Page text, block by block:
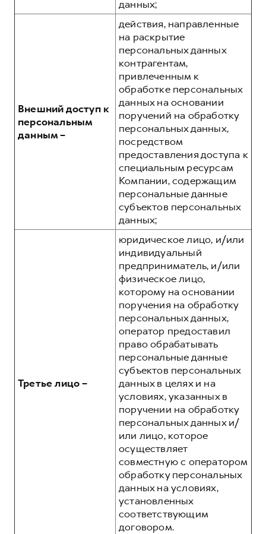
данных;
Внешний доступ к
персональным
данным –
действия, направленные
на раскрытие
персональных данных
контрагентам,
привлеченным к
обработке персональных
данных на основании
поручений на обработку
персональных данных,
посредством
предоставления доступа к
специальным ресурсам
Компании, содержащим
персональные данные
субъектов персональных
данных;
Третье лицо –
юридическое лицо, и/или
индивидуальный
предприниматель, и/или
физическое лицо,
которому на основании
поручения на обработку
персональных данных,
оператор предоставил
право обрабатывать
персональные данные
субъектов персональных
данных в целях и на
условиях, указанных в
поручении на обработку
персональных данных и/
или лицо, которое
осуществляет
совместную с оператором
обработку персональных
данных на условиях,
установленных
соответствующим
договором.